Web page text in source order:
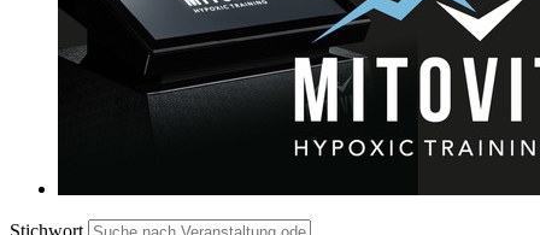
Stichwort